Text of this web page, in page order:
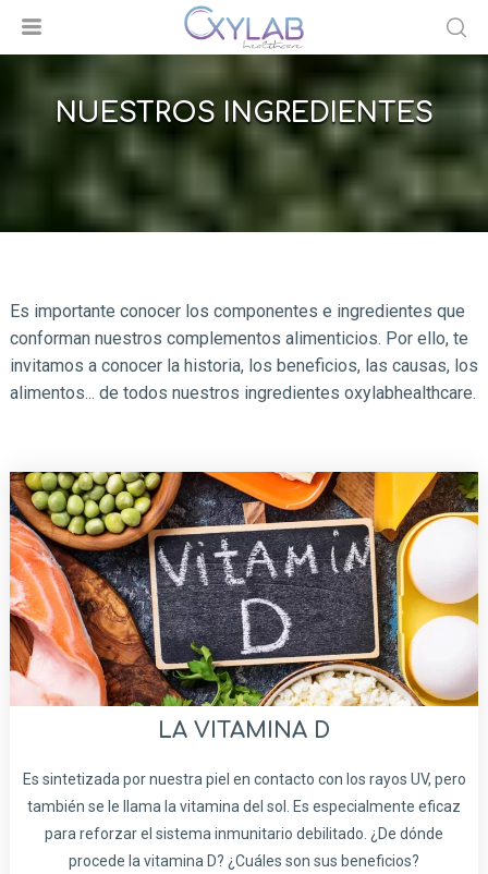
NUESTROS INGREDIENTES
Es importante conocer los componentes e ingredientes que
conforman nuestros complementos alimenticios. Por ello, te
invitamos a conocer la historia, los beneficios, las causas, los
alimentos... de todos nuestros ingredientes oxylabhealthcare.
LA VITAMINA D
Es sintetizada por nuestra piel en contacto con los rayos UV, pero
también se le llama la vitamina del sol. Es especialmente eficaz
para reforzar el sistema inmunitario debilitado. ¿De dónde
procede la vitamina D? ¿Cuáles son sus beneficios?